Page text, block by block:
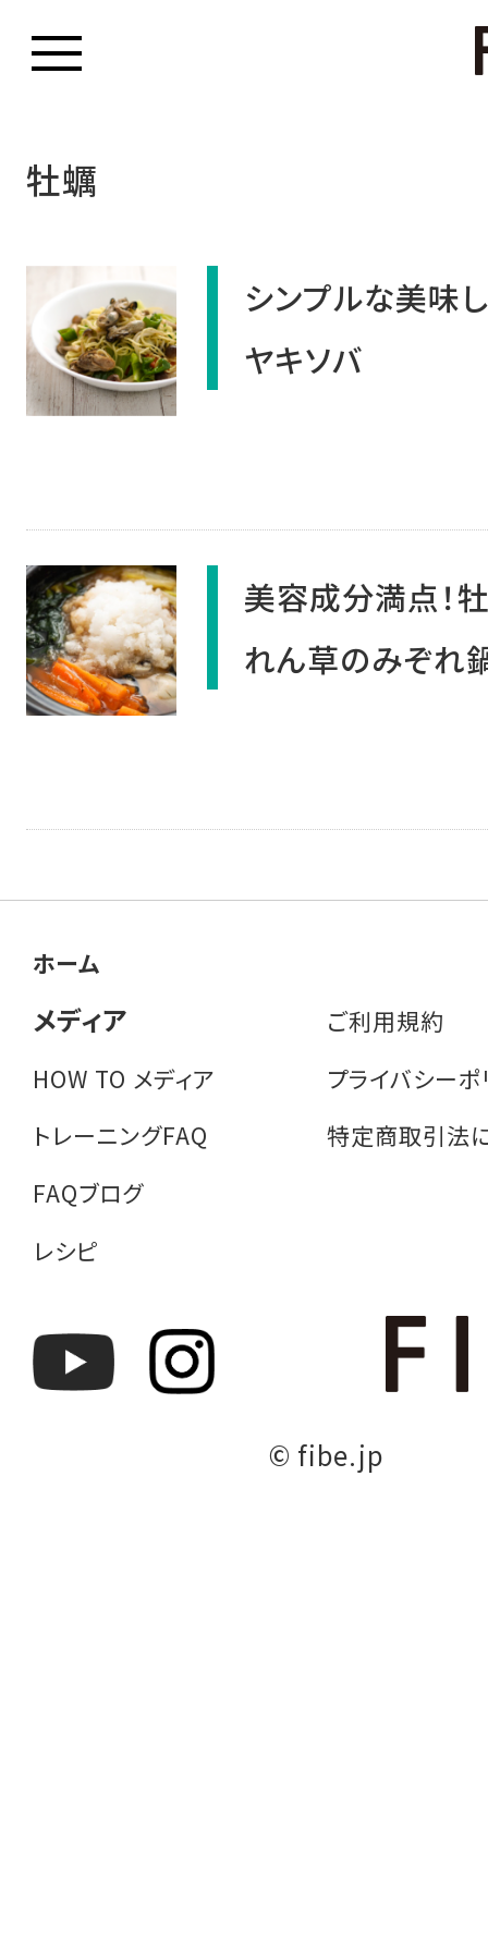
牡蠣
シンプルな美味
ヤキソバ
美容成分満点！
れん草のみぞれ
ホーム
メディア
HOW TO メディア
トレーニングFAQ
FAQブログ
レシピ
ご利用規約
プライバシー
特定商取引法
© fibe.jp